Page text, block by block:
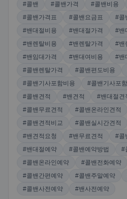
#콜밴 #콜밴가격 #콜밴비용
#콜밴가격표
#콜밴요금표 #콜
#밴대절비용
#밴대절가격 #밴
#밴렌탈비용
#밴렌탈가격 #밴
#밴임대가격
#밴대여비용 #밴
#콜밴렌탈가격
#콜밴편도비용
#콜밴기사포함비용
#콜밴기사포
#콜밴견적
#밴견적 #밴대절견
#콜밴무료견적
#콜밴온라인견적
#콜밴견적비교
#콜밴실시간견적
#밴견적요청
#밴무료견적 #콜
#밴대절예약
#콜밴예약방법
#
#콜밴온라인예약
#콜밴전화예약
#콜밴간편예약
#콜밴주말예약
#콜밴사전예약
#밴사전예약